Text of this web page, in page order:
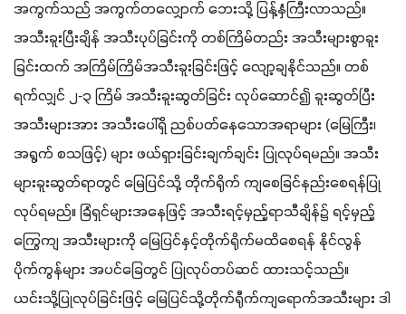
အကွက်သည် အကွက်တလျှောက် ဘေးသို့ ပြန့်နှံကြီးလာသည်။
အသီးခူးပြီးချိန် အသီးပုပ်ခြင်းကို တစ်ကြိမ်တည်း အသီးများစွာခူး
ခြင်းထက် အကြိမ်ကြိမ်အသီးခူးခြင်းဖြင့် လျော့ချနိုင်သည်။ တစ်
ရက်လျှင် ၂-၃ ကြိမ် အသီးခူးဆွတ်ခြင်း လုပ်ဆောင်၍ ခူးဆွတ်ပြီး
အသီးများအား အသီးပေါ်ရှိ ညစ်ပတ်နေသောအရာများ (မြေကြီး၊
အရွက် စသဖြင့်) များ ဖယ်ရှားခြင်းချက်ချင်း ပြုလုပ်ရမည်။ အသီး
များခူးဆွတ်ရာတွင် မြေပြင်သို့ တိုက်ရိုက် ကျစေခြင်နည်းစေရန်ပြု
လုပ်ရမည်။ ခြံရှင်များအနေဖြင့် အသီးရင့်မှည့်ရာသီချိန်၌ ရင့်မှည့်
ကြွေကျ အသီးများကို မြေပြင်နှင့်တိုက်ရိုက်မထိစေရန် နိုင်လွန်
ပိုက်ကွန်များ အပင်ခြေတွင် ပြုလုပ်တပ်ဆင် ထားသင့်သည်။
ယင်းသို့ပြုလုပ်ခြင်းဖြင့် မြေပြင်သို့တိုက်ရီုက်ကျရောက်အသီးများ ဒါ